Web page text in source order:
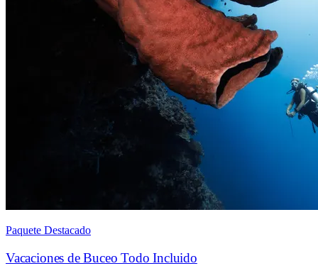
Paquete Destacado
Vacaciones de Buceo Todo Incluido